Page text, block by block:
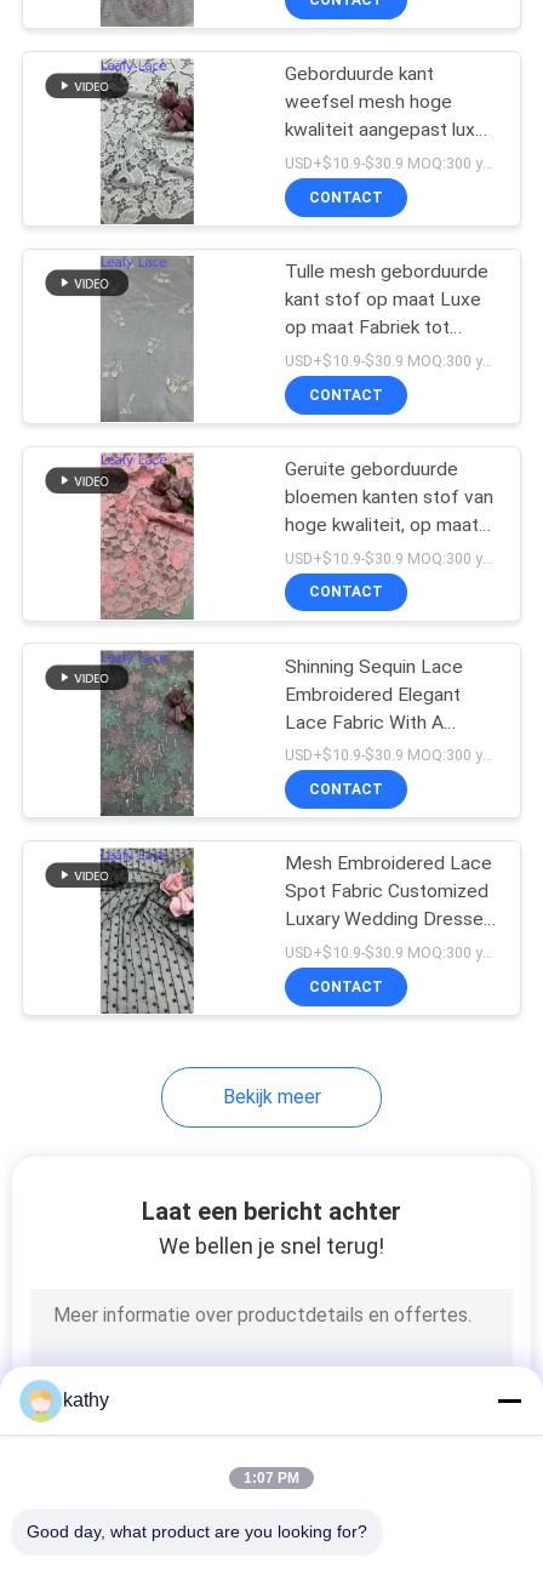
de versiering van het
polyesterkant
13
Geborduurde
Oogjestof
26
De Stof van het
rekkant
Tulle Mesh Fabric
folie gedrukte stof
Geparelde
Borduurwerkstof
Geborduurde kant
weefsel mesh hoge
kwaliteit aangepast luxe
tot bruidsjurken jurken
CONTACT
Tulle mesh geborduurde
kant stof op maat Luxe
op maat Fabriek tot
bruidsjurken jurken
CONTACT
Geruite geborduurde
bloemen kanten stof van
hoge kwaliteit, op maat
gemaakte luxe
trouwjurken
CONTACT
Shinning Sequin Lace
Embroidered Elegant
Lace Fabric With A
Couture touch Fabric
Customized Luxary
Wedding Dresses Gowns
USD+$10.9-$30.9 MOQ:300 yard
CONTACT
Mesh Embroidered Lace
Spot Fabric Customized
Luxary Wedding Dresses
Gowns
USD+$10.9-$30.9 MOQ:300 yard
CONTACT
Bekijk meer
Laat een bericht achter
We bellen je snel terug!
kathy
1:07 PM
Good day, what product are you looking for?